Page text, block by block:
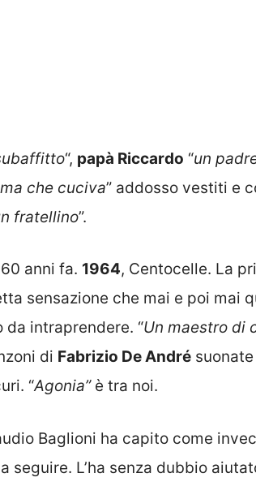
“, papà Riccardo “un
che cuciva” addosso vestiti e
fratellino”.
anni fa. 1964, Centocelle. La
sensazione che mai e poi mai
intraprendere. “Un maestro di
di Fabrizio De André
“Agonia”è tra noi.
Baglioni ha capito come
seguire. L’ha senza dubbio